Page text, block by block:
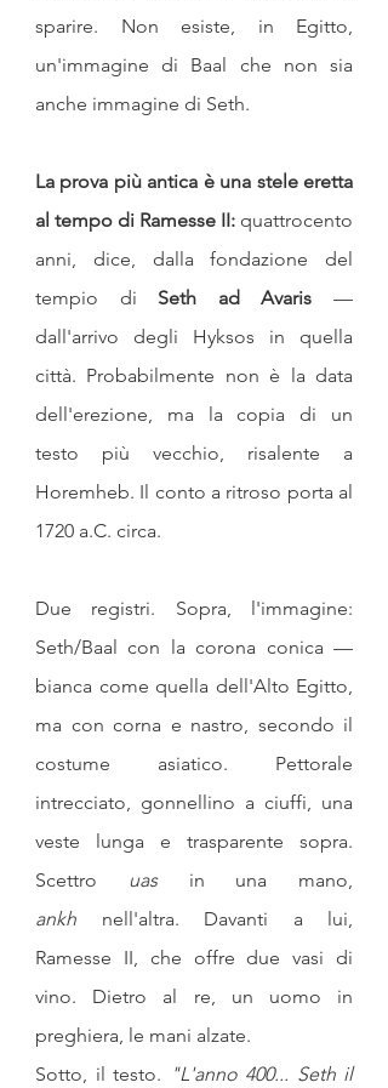
sparire. Non esiste, in Egitto,
un'immagine di Baal che non sia
anche immagine di Seth.
La prova più antica è una stele eretta
al tempo di Ramesse II: quattrocento
anni, dice, dalla fondazione del
tempio di Seth ad Avaris —
dall'arrivo degli Hyksos in quella
città. Probabilmente non è la data
dell'erezione, ma la copia di un
testo più vecchio, risalente a
Horemheb. Il conto a ritroso porta al
1720 a.C. circa.
Due registri. Sopra, l'immagine:
Seth/Baal con la corona conica —
bianca come quella dell'Alto Egitto,
ma con corna e nastro, secondo il
costume asiatico. Pettorale
intrecciato, gonnellino a ciuffi, una
veste lunga e trasparente sopra.
Scettro uas
ankh nell'altra. Davanti a lui,
Ramesse II, che offre due vasi di
vino. Dietro al re, un uomo in
preghiera, le mani alzate.
Sotto, il testo.
"L'anno 400... Seth il